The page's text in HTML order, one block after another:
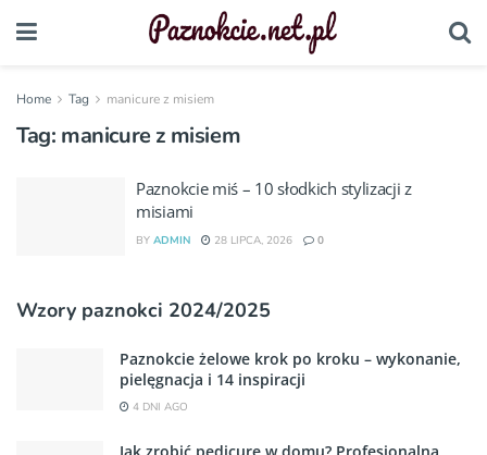
Home Tag manicure z misiem
Tag: manicure z misiem
Paznokcie miś – 10 słodkich stylizacji z
misiami
BY ADMIN 28 LIPCA, 2026 0
Wzory paznokci 2024/2025
Paznokcie żelowe krok po kroku – wykonanie,
pielęgnacja i 14 inspiracji
4 DNI AGO
Jak zrobić pedicure w domu? Profesjonalna